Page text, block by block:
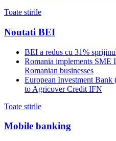
Toate stirile
Noutati BEI
BEI a redus cu 31%
Romania implements
Romanian businesses
European Investment
to Agricover Credit IFN
Toate stirile
Mobile banking